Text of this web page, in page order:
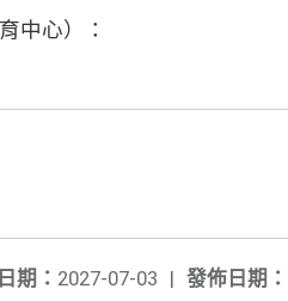
中心）：
發佈日期：
期： 2027-07-03 |